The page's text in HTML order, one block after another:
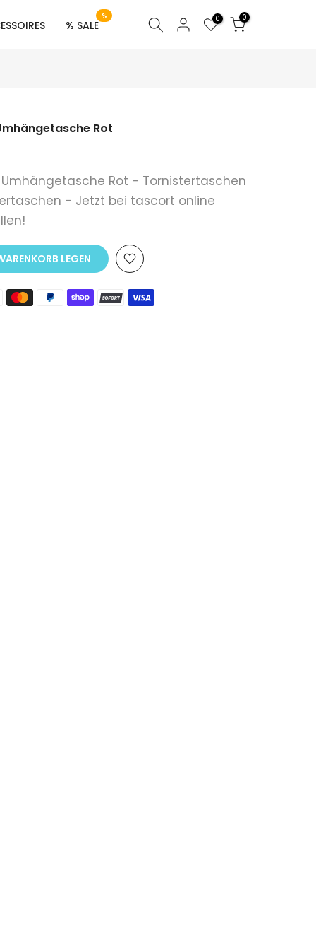
% SALE
% 0 0
Rot
Umhängetasche Rot - Tornistertaschen
- Jetzt bei tascort online
LEGEN